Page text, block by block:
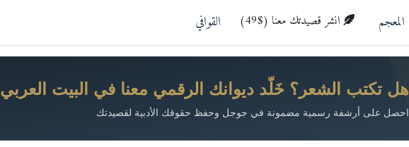
المعجم انشر قصيدتك معنا ($49) القوافي
هل تكتب الشعر؟ خَلّد ديوانك الرقمي معنا في البيت العربي
احصل على أرشفة رسمية مضمونة في جوجل وحفظ حقوقك الأدبية لقصيدتك